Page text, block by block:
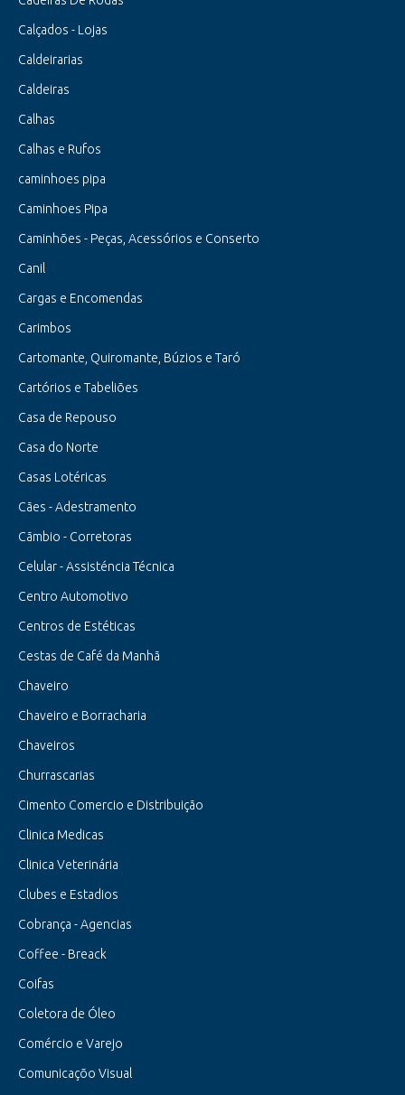
Calçados - Lojas
Caldeirarias
Caldeiras
Calhas
Calhas e Rufos
caminhoes pipa
Caminhoes Pipa
Caminhões - Peças, Acessórios e Conserto
Canil
Cargas e Encomendas
Carimbos
Cartomante, Quiromante, Búzios e Taró
Cartórios e Tabeliões
Casa de Repouso
Casa do Norte
Casas Lotéricas
Cães - Adestramento
Cãmbio - Corretoras
Celular - Assisténcia Técnica
Centro Automotivo
Centros de Estéticas
Cestas de Café da Manhã
Chaveiro
Chaveiro e Borracharia
Chaveiros
Churrascarias
Cimento Comercio e Distribuição
Clinica Medicas
Clinica Veterinária
Clubes e Estadios
Cobrança - Agencias
Coffee - Breack
Coifas
Coletora de Óleo
Comércio e Varejo
Comunicaçõo Visual